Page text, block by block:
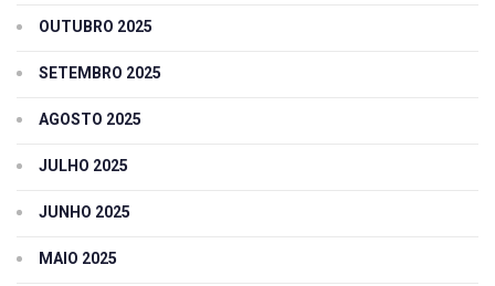
OUTUBRO 2025
SETEMBRO 2025
AGOSTO 2025
JULHO 2025
JUNHO 2025
MAIO 2025